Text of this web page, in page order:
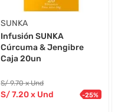
SUNKA
Infusión SUNKA
Cúrcuma & Jengibre
Caja 20un
S/9.70 x Und
S/7.20x Und -25%